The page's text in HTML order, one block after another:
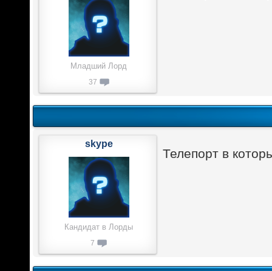
Младший Лорд
37
Телепорт в
skype
Кандидат в Лорды
7